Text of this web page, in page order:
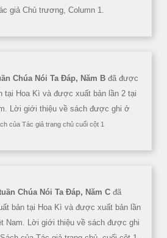
giả Chủ trương, Column 1.
Chúa Nói Ta Đáp, Năm B đã được
tại Hoa Kì và được xuất bản lần 2 tại
Lời giới thiệu về sách được ghi ở
của Tác giả trang chủ cuối cột 1
Chúa Nói Ta Đáp, Năm C đã
bản tại Hoa Kì và được xuất bản lần
Nam. Lời giới thiệu về sách được ghi